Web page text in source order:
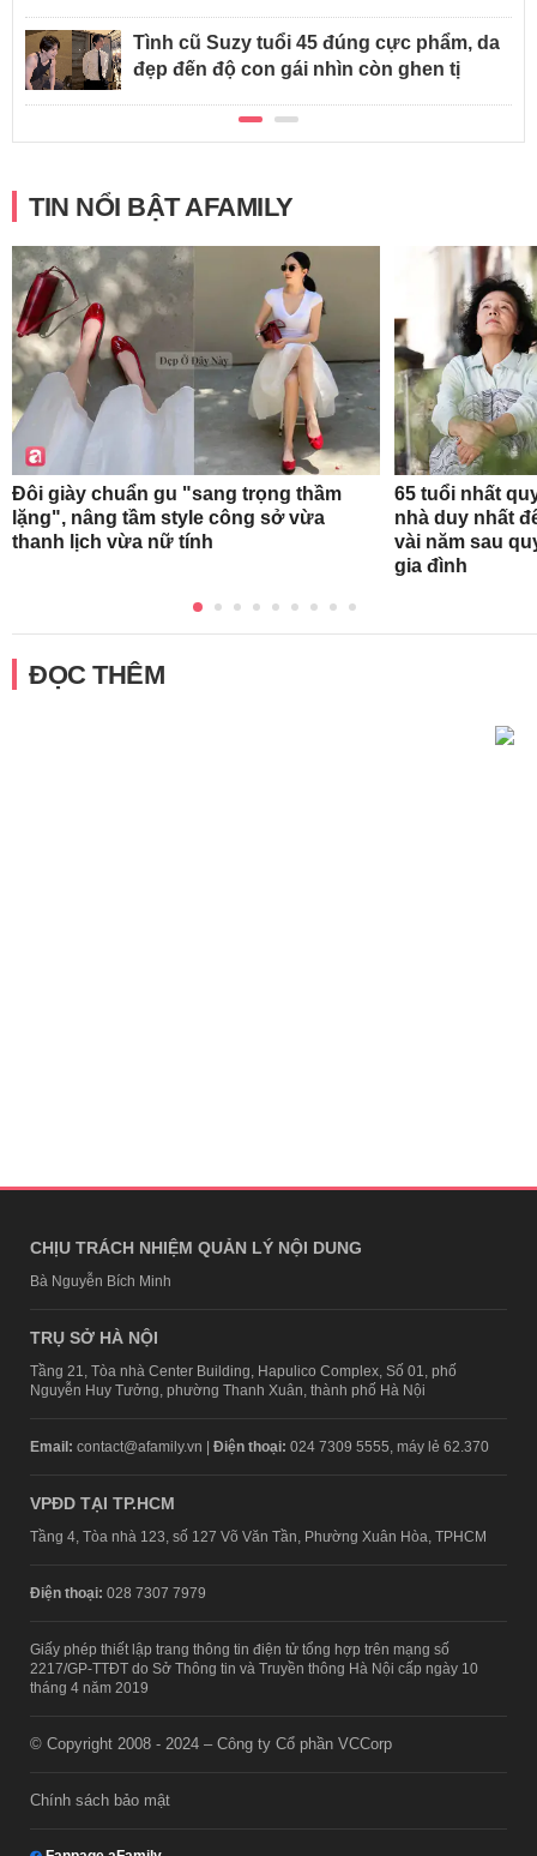
Tình cũ Suzy tuổi 45 đúng cực phẩm, da
đẹp đến độ con gái nhìn còn ghen tị
TIN NỔI BẬT AFAMILY
Đôi giày chuẩn gu "sang trọng thầm
lặng", nâng tầm style công sở vừa
thanh lịch vừa nữ tính
65 tuổi nhất
nhà duy nhất
vài năm sau
gia đình
ĐỌC THÊM
CHỊU TRÁCH NHIỆM QUẢN LÝ NỘI DUNG
Bà Nguyễn Bích Minh
TRỤ SỞ HÀ NỘI
Tầng 21, Tòa nhà Center Building, Hapulico Complex, Số 01, phố
Nguyễn Huy Tưởng, phường Thanh Xuân, thành phố Hà Nội
Email: contact@afamily.vn | Điện thoại: 024 7309 5555, máy lẻ 62.370
VPĐD TẠI TP.HCM
Tầng 4, Tòa nhà 123, số 127 Võ Văn Tần, Phường Xuân Hòa, TPHCM
Điện thoại: 028 7307 7979
Giấy phép thiết lập trang thông tin điện tử tổng hợp trên mạng số
2217/GP-TTĐT do Sở Thông tin và Truyền thông Hà Nội cấp ngày 10
tháng 4 năm 2019
© Copyright 2008 - 2024 – Công ty Cổ phần VCCorp
Chính sách bảo mật